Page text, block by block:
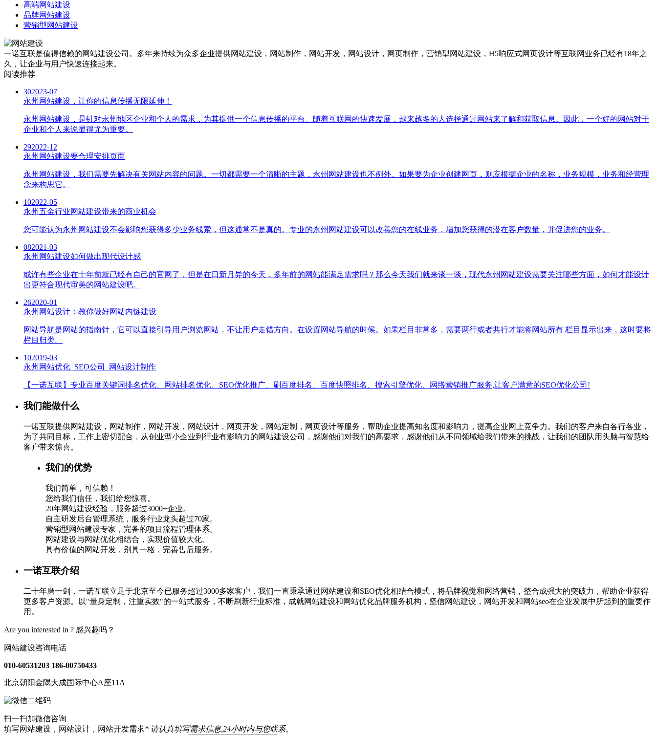
高端网站建设
品牌网站建设
营销型网站建设
一诺互联是值得信赖的网站建设公司。多年来持续为众多企业提供网站建设，网站制作，网站开发，网站设计，网页制作，营销型网站建设，H5响应式网页设计等互联网业务已经有18年之
久，让企业与用户快速连接起来。
阅读推荐
302023-07
永州网站建设，让你的信息传播无限延伸！
永州网站建设，是针对永州地区企业和个人的需求，为其提供一个信息传播的平台。随着互联网的快速发展，越来越多的人选择通过网站来了解和获取信息。因此，一个好的网站对于
企业和个人来说显得尤为重要。
292022-12
永州网站建设要合理安排页面
永州网站建设，我们需要先解决有关网站内容的问题。一切都需要一个清晰的主题，永州网站建设也不例外。如果要为企业创建网页，则应根据企业的名称，业务规模，业务和经营理
念来构思它。
102022-05
永州五金行业网站建设带来的商业机会
您可能认为永州网站建设不会影响您获得多少业务线索，但这通常不是真的。专业的永州网站建设可以改善您的在线业务，增加您获得的潜在客户数量，并促进您的业务。
082021-03
永州网站建设如何做出现代设计感
或许有些企业在十年前就已经有自己的官网了，但是在日新月异的今天，多年前的网站能满足需求吗？那么今天我们就来谈一谈，现代永州网站建设需要关注哪些方面，如何才能设计
出更符合现代审美的网站建设吧。
262020-01
永州网站设计：教你做好网站内链建设
网站导航是网站的指南针，它可以直接引导用户浏览网站，不让用户走错方向。在设置网站导航的时候。如果栏目非常多，需要两行或者共行才能将网站所有 栏目显示出来，这时要将
栏目归类。
102019-03
永州网站优化_SEO公司_网站设计制作
【一诺互联】专业百度关键词排名优化、网站排名优化、SEO优化推广、刷百度排名、百度快照排名、搜索引擎优化、网络营销推广服务,让客户满意的SEO优化公司!
我们能做什么
一诺互联提供网站建设，网站制作，网站开发，网站设计，网页开发，网站定制，网页设计等服务，帮助企业提高知名度和影响力，提高企业网上竞争力。我们的客户来自各行各业，
为了共同目标，工作上密切配合，从创业型小企业到行业有影响力的网站建设公司，感谢他们对我们的高要求，感谢他们从不同领域给我们带来的挑战，让我们的团队用头脑与智慧给
客户带来惊喜。
我们的优势
我们简单，可信赖！
您给我们信任，我们给您惊喜。
20年网站建设经验，服务超过3000+企业。
自主研发后台管理系统，服务行业龙头超过70家。
营销型网站建设专家，完备的项目流程管理体系。
网站建设与网站优化相结合，实现价值较大化。
具有价值的网站开发，别具一格，完善售后服务。
一诺互联介绍
二十年磨一剑，一诺互联立足于北京至今已服务超过3000多家客户，我们一直秉承通过网站建设和SEO优化相结合模式，将品牌视觉和网络营销，整合成强大的突破力，帮助企业获得
更多客户资源。以"量身定制，注重实效"的一站式服务，不断刷新行业标准，成就网站建设和网站优化品牌服务机构，坚信网站建设，网站开发和网站seo在企业发展中所起到的重要作
用。
Are you interested in ? 感兴趣吗？
网站建设咨询电话
010-60531203 186-00750433
北京朝阳金隅大成国际中心A座11A
扫一扫加微信咨询
填写网站建设，网站设计，网站开发需求* 请认真填写需求信息,24小时内与您联系。